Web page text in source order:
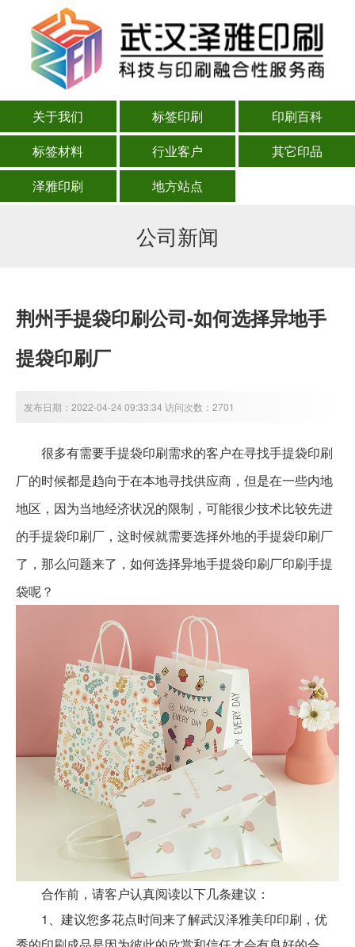
关于我们 标签印刷
印刷百科
标签材料
行业客户
其它印品
泽雅印刷
地方站点
公司新闻
荆州手提袋印刷公司-如何选择异地手
提袋印刷厂
发布日期：2022-04-24 09:33:34 访问次数：2701
很多有需要手提袋印刷需求的客户在寻找手提袋印刷
厂的时候都是趋向于在本地寻找供应商，但是在一些内地
地区，因为当地经济状况的限制，可能很少技术比较先进
的手提袋印刷厂，这时候就需要选择外地的手提袋印刷厂
了，那么问题来了，如何选择异地手提袋印刷厂印刷手提
袋呢？
合作前，请客户认真阅读以下几条建议：
1、建议您多花点时间来了解武汉泽雅美印印刷，优